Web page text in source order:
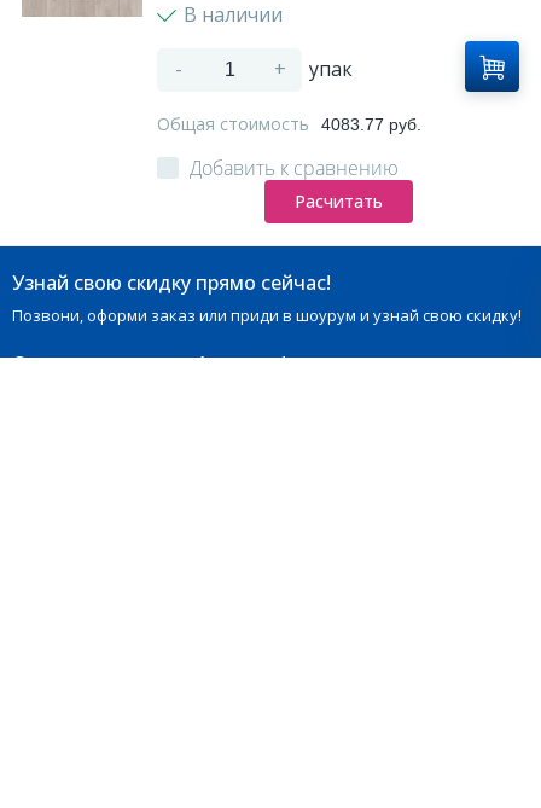
В наличии
- + упак
Общая стоимость 4083.77 руб.
Добавить к сравнению
Расчитать
Узнай свою скидку прямо сейчас!
Позвони, оформи заказ или приди в шоурум и узнай свою скидку!
Сделаем расчетза 1 минуту!